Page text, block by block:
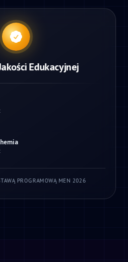
Edukacyjnej
PROGRAMOWĄ MEN 2026